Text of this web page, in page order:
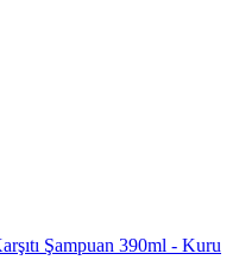
Şampuan 390ml - Kuru